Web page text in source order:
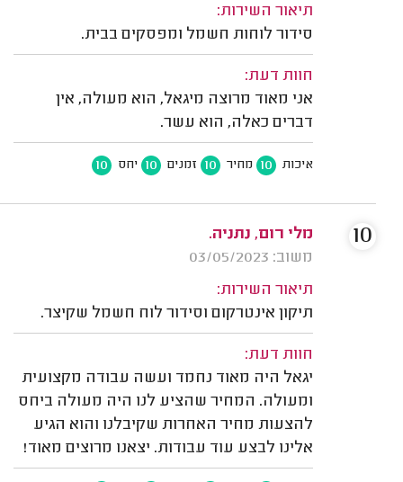
תיאור השירות:
סידור לוחות חשמל ומפסקים בבית.
חוות דעת:
אני מאוד מרוצה מיגאל, הוא מעולה, אין
דברים כאלה, הוא עשר.
איכות 10 מחיר 10 זמנים 10 יחס 10
מלי רום, נתניה.
משוב: 03/05/2023
תיאור השירות:
תיקון אינטרקום וסידור לוח חשמל שקיצר.
חוות דעת:
יגאל היה מאוד נחמד ועשה עבודה מקצועית
ומעולה. המחיר שהציע לנו היה מעולה ביחס
להצעות מחיר האחרות שקיבלנו והוא הגיע
אלינו לבצע עוד עבודות. יצאנו מרוצים מאוד!
10